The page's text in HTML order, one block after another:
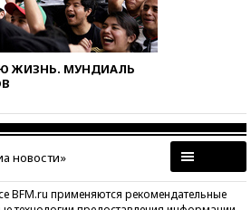
ЖИЗНЬ. МУНДИАЛЬ
новости»
BFM.ru применяются рекомендательные